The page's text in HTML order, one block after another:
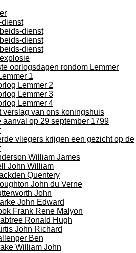
dienst
dienst
dienst
dienst
oorlogsdagen rondom Lemmer
1
Lemmer 2
Lemmer 3
Lemmer 4
verslag van ons koningshuis
aanval op 29 september 1799
vliegers krijgen een gezicht op de
William James
John William
Quentery
John du Verne
John
John Edward
Frank Rene Malyon
Ronald Hugh
John Richard
Ben
William John